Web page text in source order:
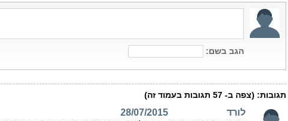
הגב בשם:
תגובות: (צפה ב- 57 תגובות בעמוד זה)
לורד
28/07/2015